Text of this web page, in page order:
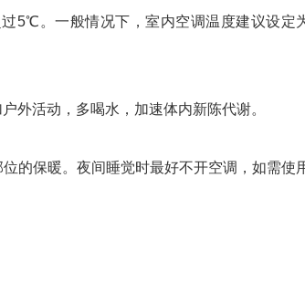
5℃。一般情况下，室内空调温度建议设定
活动，多喝水，加速体内新陈代谢。
保暖。夜间睡觉时最好不开空调，如需使